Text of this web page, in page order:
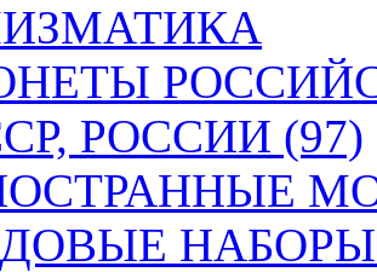
РОССИИ (97)
НАБОРЫ